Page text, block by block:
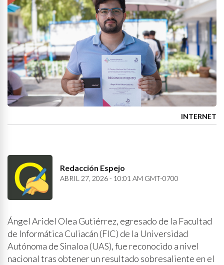
INTERNET
Redacción Espejo
ABRIL 27, 2026 - 10:01 AM GMT-0700
Ángel Aridel Olea Gutiérrez, egresado de la Facultad
de Informática Culiacán (FIC) de la Universidad
Autónoma de Sinaloa (UAS), fue reconocido a nivel
nacional tras obtener un resultado sobresaliente en el